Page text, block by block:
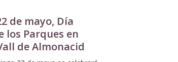
de mayo, Día
los Parques en
de Almonacid